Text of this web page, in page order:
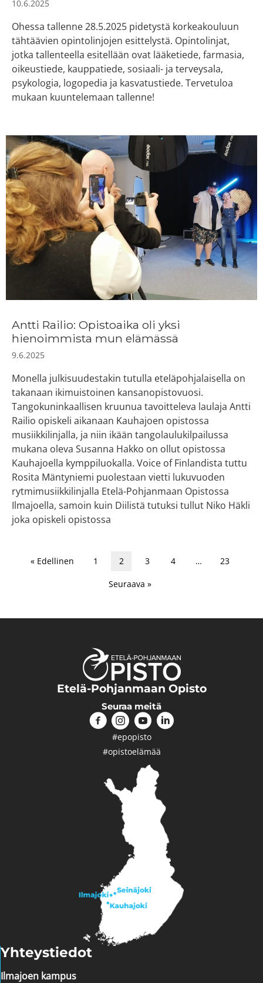
10.6.2025
Ohessa tallenne 28.5.2025 pidetystä korkeakouluun
tähtäävien opintolinjojen esittelystä. Opintolinjat,
jotka tallenteella esitellään ovat lääketiede, farmasia,
oikeustiede, kauppatiede, sosiaali- ja terveysala,
psykologia, logopedia ja kasvatustiede. Tervetuloa
mukaan kuuntelemaan tallenne!
Antti Railio: Opistoaika oli yksi
hienoimmista mun elämässä
9.6.2025
Monella julkisuudestakin tutulla eteläpohjalaisella on
takanaan ikimuistoinen kansanopistovuosi.
Tangokuninkaallisen kruunua tavoitteleva laulaja Antti
Railio opiskeli aikanaan Kauhajoen opistossa
musiikkilinjalla, ja niin ikään tangolaulukilpailussa
mukana oleva Susanna Hakko on ollut opistossa
Kauhajoella kymppiluokalla. Voice of Finlandista tuttu
Rosita Mäntyniemi puolestaan vietti lukuvuoden
rytmimusiikkilinjalla Etelä-Pohjanmaan Opistossa
Ilmajoella, samoin kuin Diilistä tutuksi tullut Niko Häkli
joka opiskeli opistossa
« Edellinen 1 2 3 4 … 23
Seuraava »
Etelä-Pohjanmaan Opisto
Seuraa meitä
#epopisto
#opistoelämää
Yhteystiedot
Ilmajoen kampus